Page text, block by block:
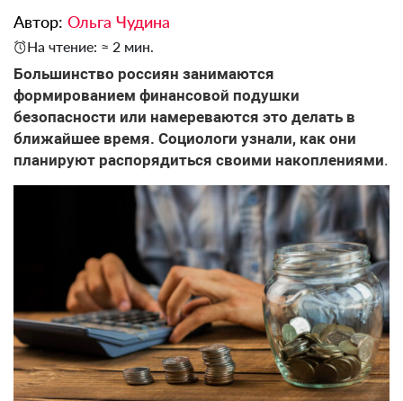
Автор: Ольга Чудина
На чтение: ≈ 2 мин.
Большинство россиян занимаются
формированием финансовой подушки
безопасности или намереваются это делать в
ближайшее время. Социологи узнали, как они
планируют распорядиться своими накоплениями.